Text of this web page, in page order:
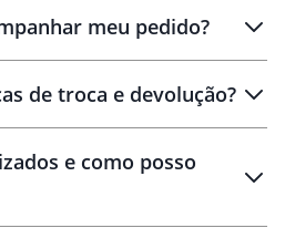
amostras
meu pedido?
de troca e devolução?
e como posso